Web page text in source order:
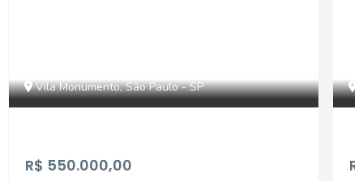
Vila Monumento, São Paulo - SP
R$ 550.000,00